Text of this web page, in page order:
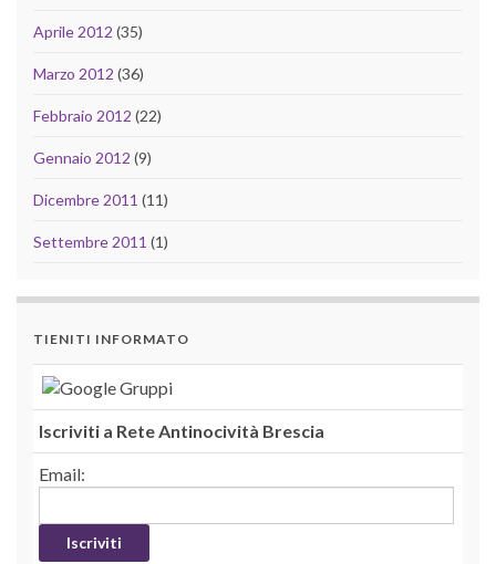
Aprile 2012 (35)
Marzo 2012 (36)
Febbraio 2012 (22)
Gennaio 2012 (9)
Dicembre 2011 (11)
Settembre 2011 (1)
TIENITI INFORMATO
Iscriviti a Rete Antinocività Brescia
Email: